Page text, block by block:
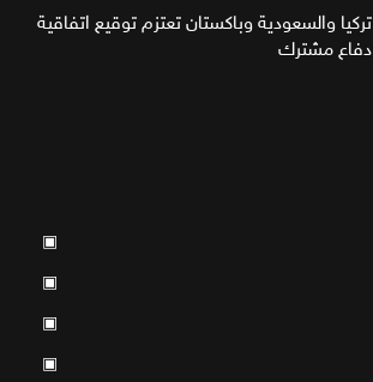
تركيا والسعودية وباكستان تعتزم توقيع اتفاقية
دفاع مشترك
▣
▣
▣
▣